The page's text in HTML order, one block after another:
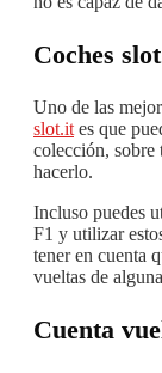
Coches
Uno de las
slot.it es que
colección, sobre
hacerlo.
Incluso puedes
F1 y utilizar
tener en cuenta
vueltas de
Cuenta